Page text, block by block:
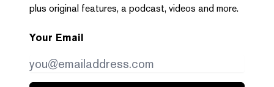
plus original features, a podcast, videos and more.
Your Email